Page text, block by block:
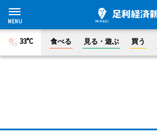
33°C 食べる 見る・遊ぶ 買う